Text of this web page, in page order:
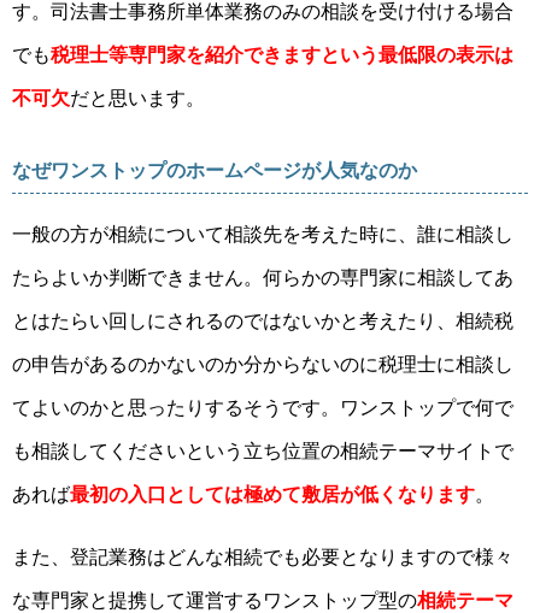
す。司法書士事務所単体業務のみの相談を受け付ける場合
でも税理士等専門家を紹介できますという最低限の表示は
不可欠だと思います。
なぜワンストップのホームページが人気なのか
一般の方が相続について相談先を考えた時に、誰に相談し
たらよいか判断できません。何らかの専門家に相談してあ
とはたらい回しにされるのではないかと考えたり、相続税
の申告があるのかないのか分からないのに税理士に相談し
てよいのかと思ったりするそうです。ワンストップで何で
も相談してくださいという立ち位置の相続テーマサイトで
あれば最初の入口としては極めて敷居が低くなります。
また、登記業務はどんな相続でも必要となりますので様々
な専門家と提携して運営するワンストップ型の相続テーマ